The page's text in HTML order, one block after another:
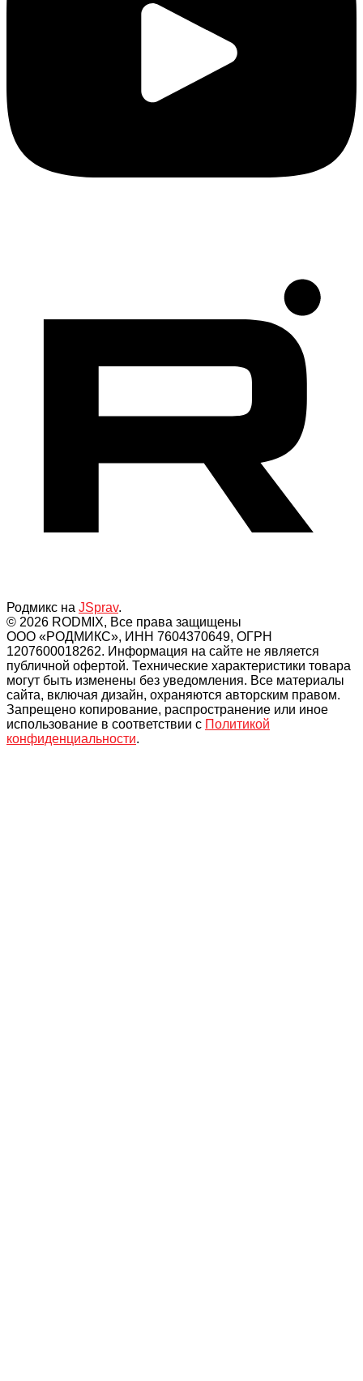
Родмикс на JSprav.
© 2026 RODMIX, Все права защищены
ООО «РОДМИКС», ИНН 7604370649, ОГРН
1207600018262. Информация на сайте не является
публичной офертой. Технические характеристики товара
могут быть изменены без уведомления. Все материалы
сайта, включая дизайн, охраняются авторским правом.
Запрещено копирование, распространение или иное
использование в соответствии с Политикой
конфиденциальности.